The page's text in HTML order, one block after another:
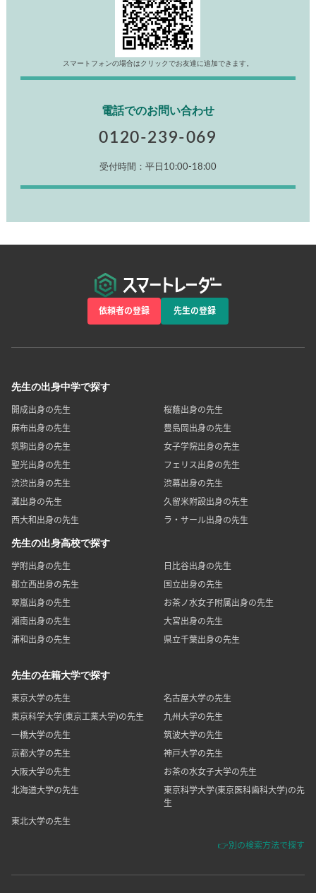
スマートフォンの場合はクリックでお友達に追加できます。
電話でのお問い合わせ
0120-239-069
受付時間：平日10:00-18:00
依頼者の登録 先生の登録
先生の出身中学で探す
開成出身の先生
桜蔭出身の先生
麻布出身の先生
豊島岡出身の先生
筑駒出身の先生
女子学院出身の先生
聖光出身の先生
フェリス出身の先生
渋渋出身の先生
渋幕出身の先生
灘出身の先生
久留米附設出身の先生
西大和出身の先生
ラ・サール出身の先生
先生の出身高校で探す
学附出身の先生
日比谷出身の先生
都立西出身の先生
国立出身の先生
翠嵐出身の先生
お茶ノ水女子附属出身の先生
湘南出身の先生
大宮出身の先生
浦和出身の先生
県立千葉出身の先生
先生の在籍大学で探す
東京大学の先生
名古屋大学の先生
東京科学大学(東京工業大学)の先生
九州大学の先生
一橋大学の先生
筑波大学の先生
京都大学の先生
神戸大学の先生
大阪大学の先生
お茶の水女子大学の先生
北海道大学の先生
東京科学大学(東京医科歯科大学)の先
生
東北大学の先生
👉別の検索方法で探す